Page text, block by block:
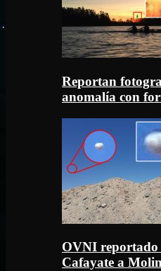
Reportan
anomalía con
OVNI reportado
Cafayate a